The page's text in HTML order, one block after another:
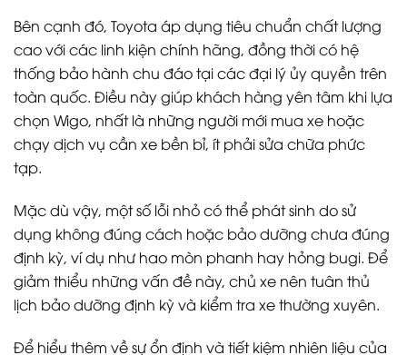
Bên cạnh đó, Toyota áp dụng tiêu chuẩn chất lượng
cao với các linh kiện chính hãng, đồng thời có hệ
thống bảo hành chu đáo tại các đại lý ủy quyền trên
toàn quốc. Điều này giúp khách hàng yên tâm khi lựa
chọn Wigo, nhất là những người mới mua xe hoặc
chạy dịch vụ cần xe bền bỉ, ít phải sửa chữa phức
tạp.
Mặc dù vậy, một số lỗi nhỏ có thể phát sinh do sử
dụng không đúng cách hoặc bảo dưỡng chưa đúng
định kỳ, ví dụ như hao mòn phanh hay hỏng bugi. Để
giảm thiểu những vấn đề này, chủ xe nên tuân thủ
lịch bảo dưỡng định kỳ và kiểm tra xe thường xuyên.
Để hiểu thêm về sự ổn định và tiết kiệm nhiên liệu của